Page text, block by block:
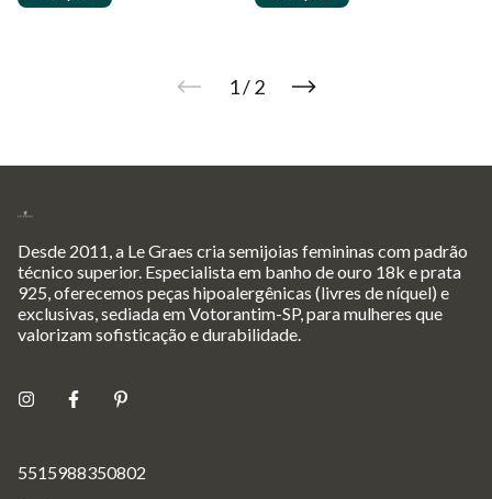
1/ 2
Desde 2011, a Le Graes cria semijoias femininas com padrão
técnico superior. Especialista em banho de ouro 18k e prata
925, oferecemos peças hipoalergênicas (livres de níquel) e
exclusivas, sediada em Votorantim-SP, para mulheres que
valorizam sofisticação e durabilidade.
5515988350802